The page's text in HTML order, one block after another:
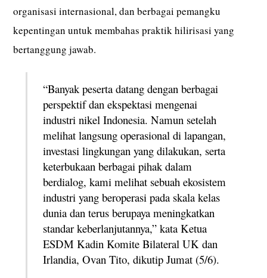
organisasi internasional, dan berbagai pemangku
kepentingan untuk membahas praktik hilirisasi yang
bertanggung jawab.
“Banyak peserta datang dengan berbagai
perspektif dan ekspektasi mengenai
industri nikel Indonesia. Namun setelah
melihat langsung operasional di lapangan,
investasi lingkungan yang dilakukan, serta
keterbukaan berbagai pihak dalam
berdialog, kami melihat sebuah ekosistem
industri yang beroperasi pada skala kelas
dunia dan terus berupaya meningkatkan
standar keberlanjutannya,” kata Ketua
ESDM Kadin Komite Bilateral UK dan
Irlandia, Ovan Tito, dikutip Jumat (5/6).